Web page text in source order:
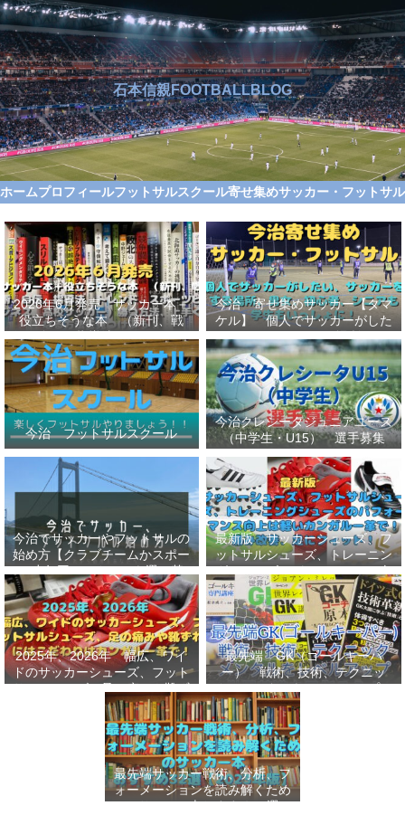
石本信親FOOTBALLBLOG
ホームプロフィールフットサルスクール寄せ集めサッカー・フット
2026年6月発売 サッカー本＋
役立ちそうな本 （新刊、戦
術、自伝、指導法、トレンド、
スポーツビジネス、高校サッカ
ー）勝つ方法、上手くなる方法
を見つけよう！
今治 寄せ集めサッカー【タマ
ケル】 個人でサッカーがした
い、サッカーをする場所、男
女、初心者、シニアも学生もい
っしょに！【タマケル】
今治 フットサルスクール
今治クレシータジュニアユース
（中学生・U15） 選手募集
今治でサッカーやフットサルの
始め方【クラブチームかスポー
ツ少年団かスクールを選ぶ基
準】小学生、幼児（年長・年
中）、サッカー
最新版 サッカーシューズ、フ
ットサルシューズ、トレーニン
グシューズのパフォーマンス向
上は軽いカンガルー革で！痛み
改善、足にフィット！
2025年、2026年 幅広、ワイ
ドのサッカーシューズ、フット
サルシューズ、足の痛みや靴ず
れにはこだわりはカンガルー革
で！
最先端 GK（ゴールキーパ
ー） 戦術、技術、テクニッ
ク、メンタルをレベルアップし
世界基準へ 練習メニューなど
選手、指導者おすすめ本 11
選
最先端サッカー戦術、分析、フ
ォーメーションを読み解くため
のサッカー本おすすめ32選